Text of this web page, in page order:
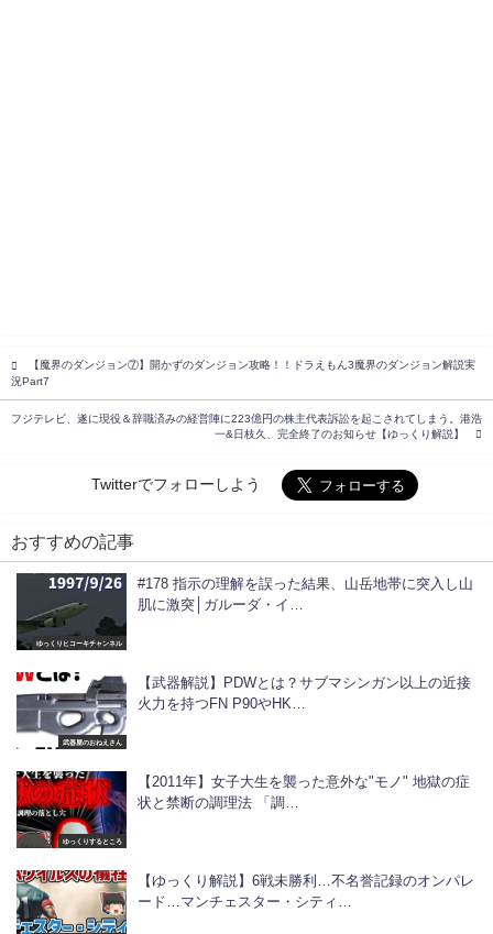
【魔界のダンジョン⑦】開かずのダンジョン攻略！！ドラえもん3魔界のダンジョン解説実
況Part7
フジテレビ、遂に現役＆辞職済みの経営陣に223億円の株主代表訴訟を起こされてしまう。港浩
一&日枝久、完全終了のお知らせ【ゆっくり解説】
Twitterでフォローしよう
おすすめの記事
ゆっくりヒコーキチャンネル
#178 指示の理解を誤った結果、山岳地帯に突入し山
肌に激突│ガルーダ・イ…
武器屋のおねえさん
【武器解説】PDWとは？サブマシンガン以上の近接
火力を持つFN P90やHK…
ゆっくりするところ
【2011年】女子大生を襲った意外な"モノ" 地獄の症
状と禁断の調理法 「調…
【ゆっくり解説】6戦未勝利…不名誉記録のオンパレ
ード…マンチェスター・シティ…